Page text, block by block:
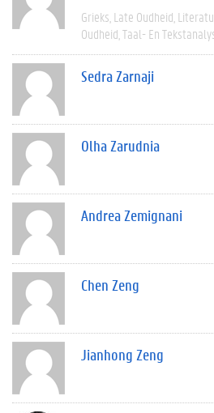
Grieks Late Oudheid
Oudheid Taal- En
Sedra Zarnaji
Olha Zarudnia
Andrea Zemignani
Chen Zeng
Jianhong Zeng